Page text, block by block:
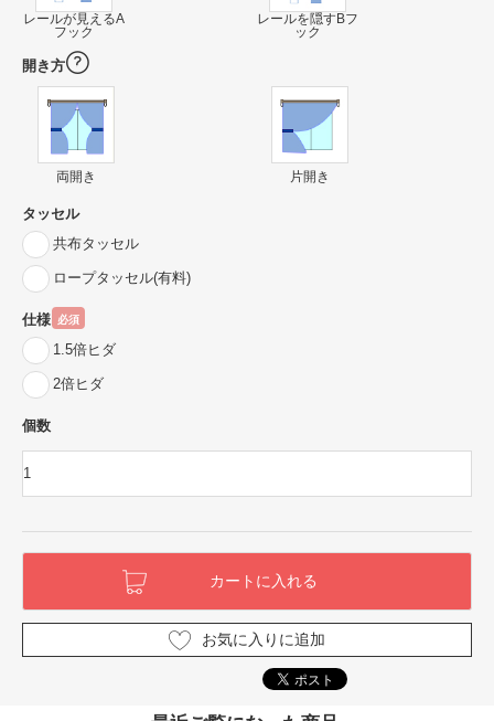
レールが見えるA
フック
レールを隠すBフ
ック
開き方
両開き 片開き
タッセル
共布タッセル
ロープタッセル(有料)
仕様 必須
1.5倍ヒダ
2倍ヒダ
個数
お気に入りに追加